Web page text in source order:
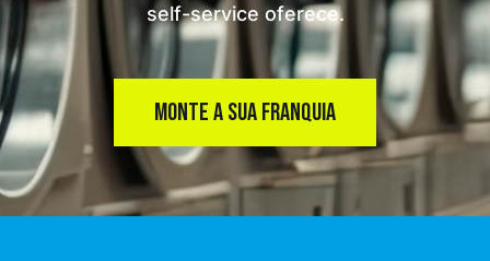
self-service oferece.
MONTE A SUA FRANQUIA